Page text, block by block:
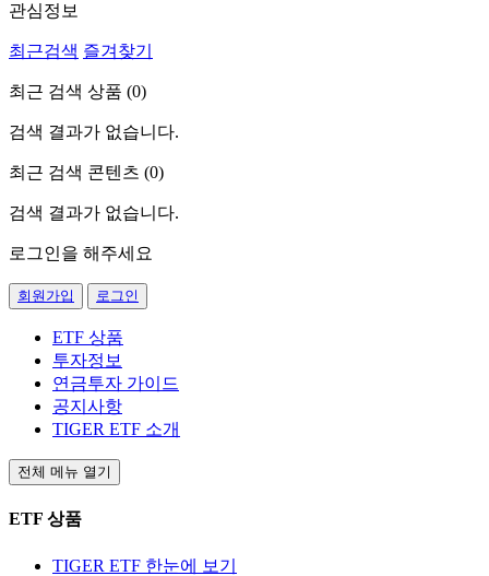
관심정보
최근검색 즐겨찾기
최근 검색 상품 (0)
검색 결과가 없습니다.
최근 검색 콘텐츠 (0)
검색 결과가 없습니다.
로그인을 해주세요
회원가입 로그인
ETF 상품
투자정보
연금투자 가이드
공지사항
TIGER ETF 소개
전체 메뉴 열기
ETF 상품
TIGER ETF 한눈에 보기